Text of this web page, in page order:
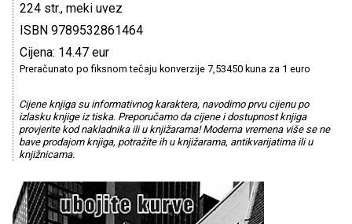
224 str., meki uvez
ISBN 9789532861464
Cijena: 14.47 eur
Preračunato po fiksnom tečaju konverzije 7,53450 kuna za 1 euro
Cijene knjiga su informativnog karaktera, navodimo prvu cijenu po
izlasku knjige iz tiska. Preporučamo da cijene i dostupnost knjiga
provjerite kod nakladnika ili u knjižarama! Moderna vremena više se ne
bave prodajom knjiga, potražite ih u knjižarama, antikvarijatima ili u
knjižnicama.